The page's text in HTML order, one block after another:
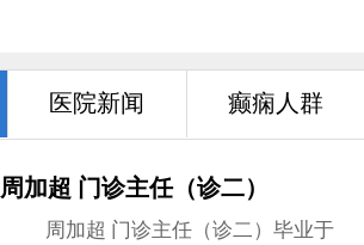
医院新闻 癫痫人群
周加超 门诊主任（诊二）
周加超 门诊主任（诊二）毕业于